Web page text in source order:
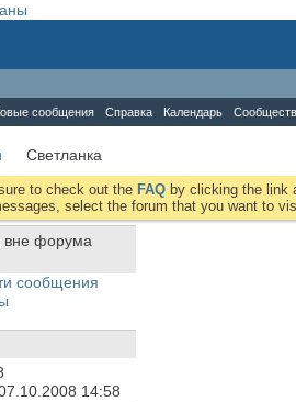
сообщения Справка Календарь
Светланка
to check out the FAQ by clicking the link
select the forum that you want to
сообщения
14:58